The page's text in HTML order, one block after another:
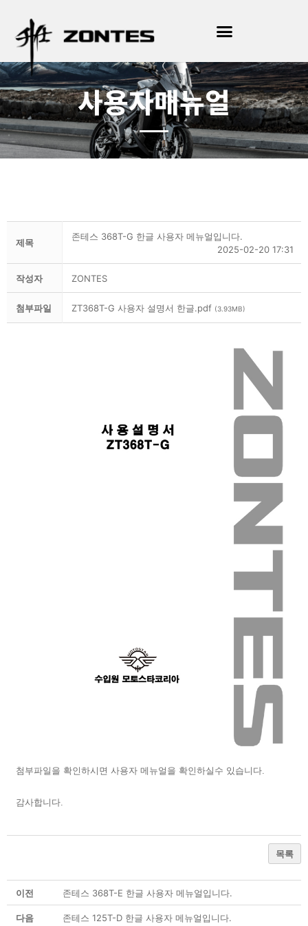
사용자매뉴얼
제목
존테스 368T-G 한글 사용자 메뉴얼입니다.
2025-02-20 17:31
작성자 ZONTES
첨부파일 ZT368T-G 사용자 설명서 한글.pdf (3.93MB)
첨부파일을 확인하시면 사용자 메뉴얼을 확인하실수 있습니다.
감사합니다.
목록
이전 존테스 368T-E 한글 사용자 메뉴얼입니다.
다음 존테스 125T-D 한글 사용자 메뉴얼입니다.